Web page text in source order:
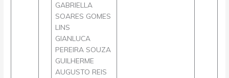
GABRIELLA
SOARES GOMES
LINS
GIANLUCA
PEREIRA SOUZA
GUILHERME
AUGUSTO REIS